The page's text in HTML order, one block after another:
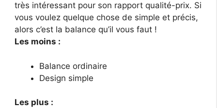
très intéressant pour son rapport qualité-prix. Si
vous voulez quelque chose de simple et précis,
alors c’est la balance qu’il vous faut !
Les moins :
Balance ordinaire
Design simple
Les plus :